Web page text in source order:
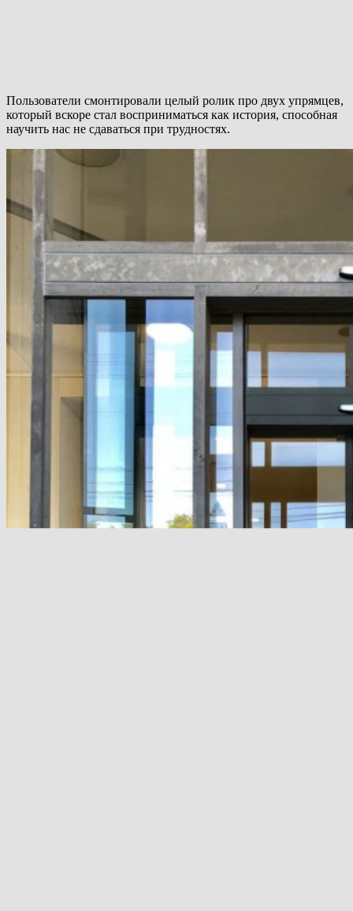
Пользователи смонтировали целый ролик про двух упрямцев,
который вскоре стал восприниматься как история, способная
научить нас не сдаваться при трудностях.